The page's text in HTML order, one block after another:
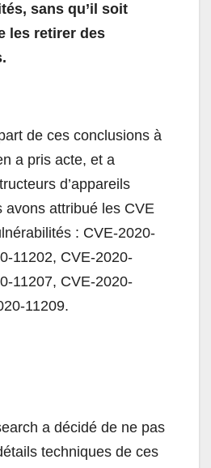
sans qu’il soit
les retirer des
de ces conclusions à
a pris acte, et a
d’appareils
avons attribué les CVE
: CVE-2020-
11202, CVE-2020-
11207, CVE-2020-
11209.
a décidé de ne pas
techniques de ces